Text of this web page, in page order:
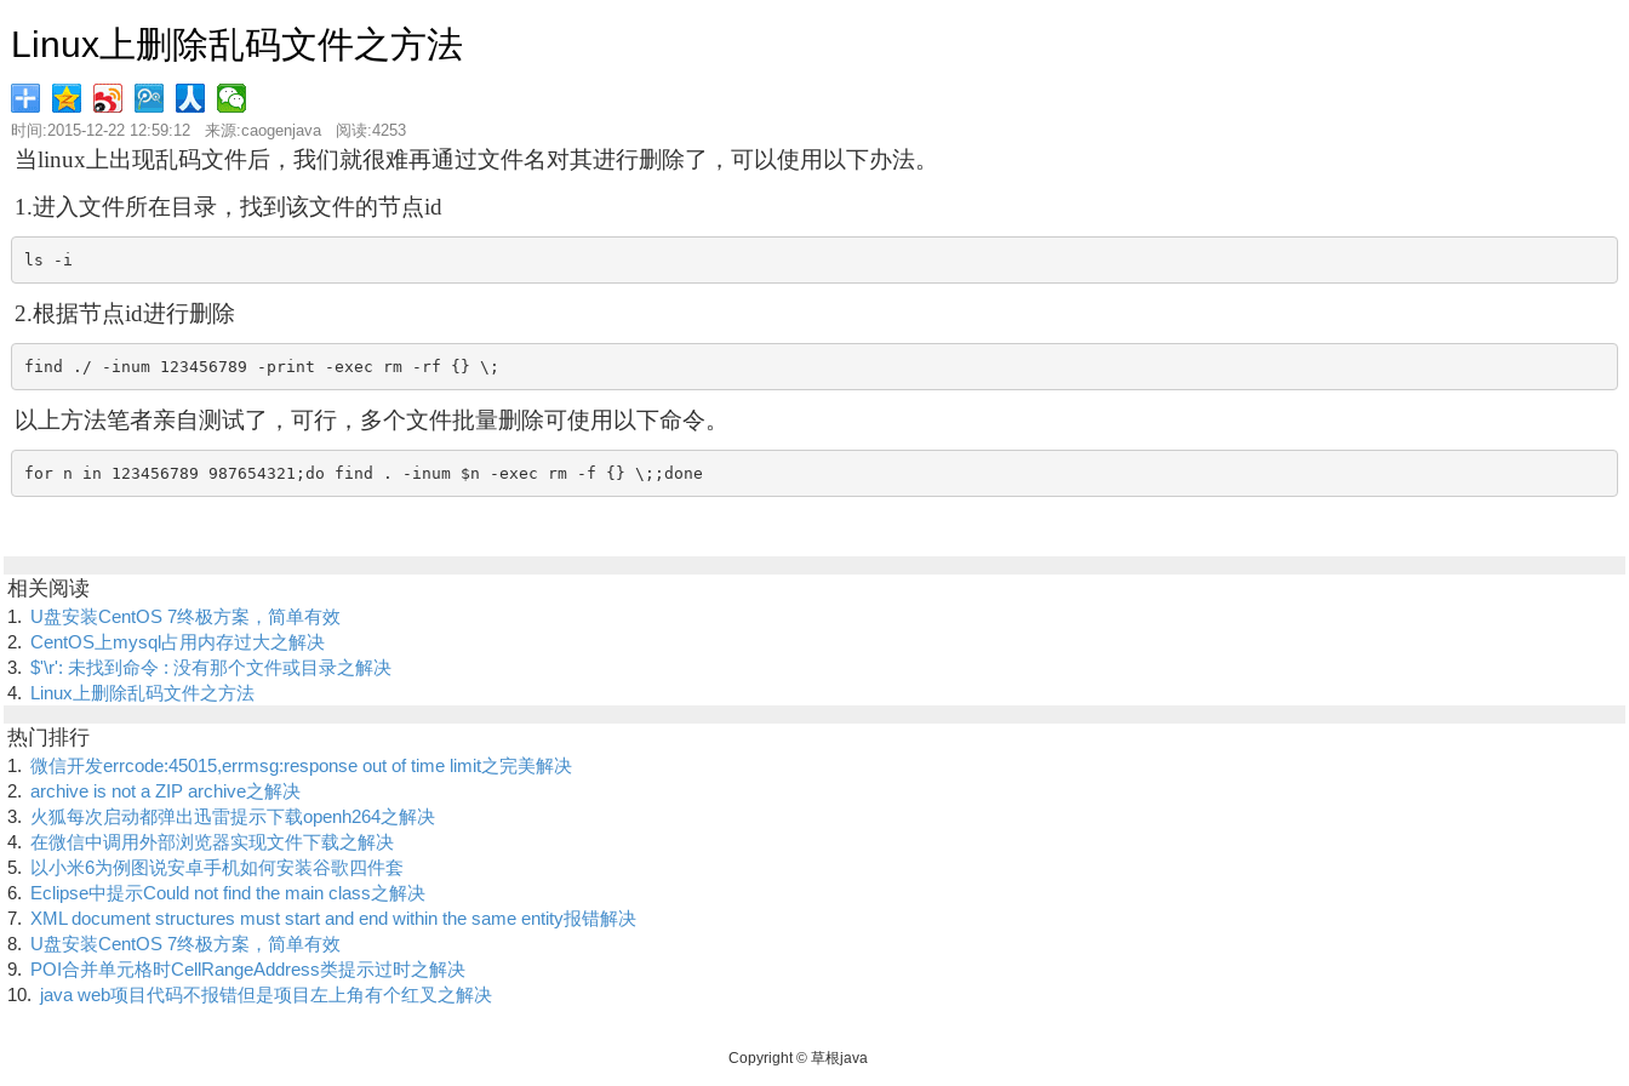
Linux上删除乱码文件之方法
时间:2015-12-22 12:59:12 来源:caogenjava 阅读:4253
当linux上出现乱码文件后，我们就很难再通过文件名对其进行删除了，可以使用以下办法。
1.进入文件所在目录，找到该文件的节点id
ls -i
2.根据节点id进行删除
find ./ -inum 123456789 -print -exec rm -rf {} \;
以上方法笔者亲自测试了，可行，多个文件批量删除可使用以下命令。
for n in 123456789 987654321;do find . -inum $n -exec rm -f {} \;;done
相关阅读
1. U盘安装CentOS 7终极方案，简单有效
2. CentOS上mysql占用内存过大之解决
3. $'\r': 未找到命令 : 没有那个文件或目录之解决
4. Linux上删除乱码文件之方法
热门排行
1. 微信开发errcode:45015,errmsg:response out of time limit之完美解决
2. archive is not a ZIP archive之解决
3. 火狐每次启动都弹出迅雷提示下载openh264之解决
4. 在微信中调用外部浏览器实现文件下载之解决
5. 以小米6为例图说安卓手机如何安装谷歌四件套
6. Eclipse中提示Could not find the main class之解决
7. XML document structures must start and end within the same entity报错解决
8. U盘安装CentOS 7终极方案，简单有效
9. POI合并单元格时CellRangeAddress类提示过时之解决
10. java web项目代码不报错但是项目左上角有个红叉之解决
Copyright © 草根java